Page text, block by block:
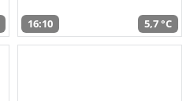
16:10 5,7 °C